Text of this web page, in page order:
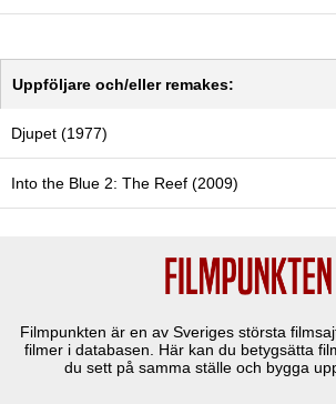
Uppföljare och/eller remakes:
Djupet (1977)
Into the Blue 2: The Reef (2009)
Filmpunkten är en av Sveriges största
filmer i databasen. Här kan du betygsätta
du sett på samma ställe och bygga